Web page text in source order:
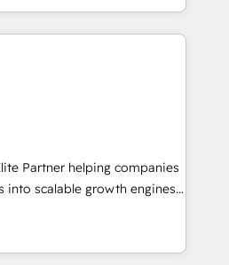
together with Retail. We
your Sales, Marketing &
We're good at RevOps,
your marketing, sales &
AI, designing and building
growth through Account-
SEA and many other tactics.
you in which to deploy
to effectively guide as
as possible to be
Partner helping companies
into scalable growth engines.
and change
results. As part of
Group, we unite more than